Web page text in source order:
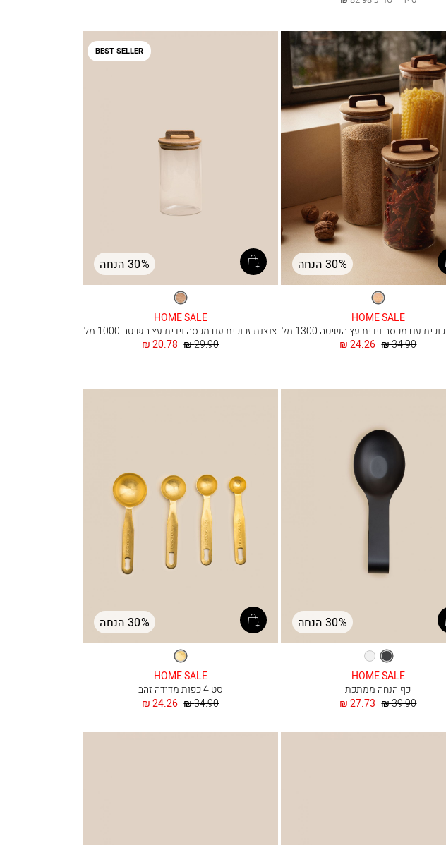
30% הנחה
שקוף
HOME SALE
עם מכסה וידית עץ השיטה 1300 מל
החל
24.26 ₪ מחיר
34.90 ₪
BEST SELLER
30% הנחה
שקוף
HOME SALE
צנצנת זכוכית עם מכסה וידית עץ השיטה 1000 מל
החל
20.78 ₪ מחיר
29.90 ₪
30% הנחה
שחור
לבן
HOME SALE
כף הנחה ממתכת
החל
27.73 ₪ מחיר
39.90 ₪
30% הנחה
זהב
HOME SALE
סט 4 כפות מדידה זהב
החל
24.26 ₪ מחיר
34.90 ₪